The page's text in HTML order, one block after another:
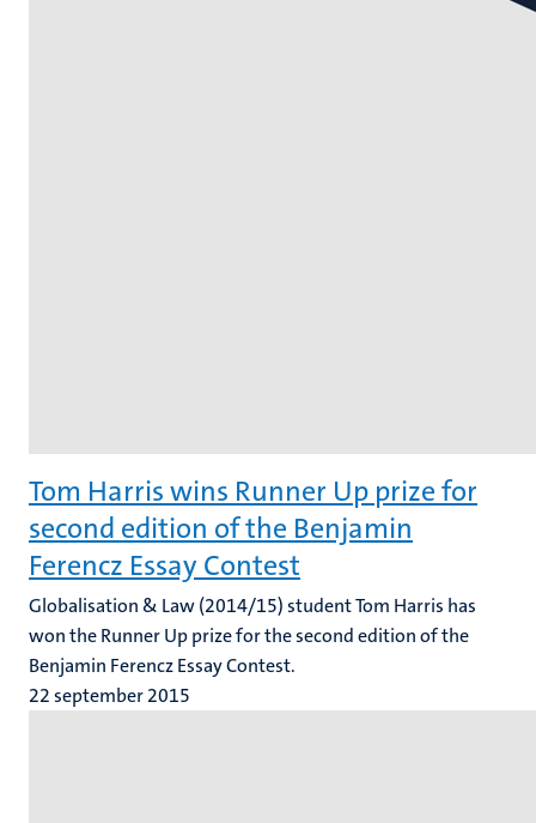
Tom Harris wins Runner Up prize for
second edition of the Benjamin
Ferencz Essay Contest
Globalisation & Law (2014/15) student Tom Harris has
won the Runner Up prize for the second edition of the
Benjamin Ferencz Essay Contest.
22 september 2015